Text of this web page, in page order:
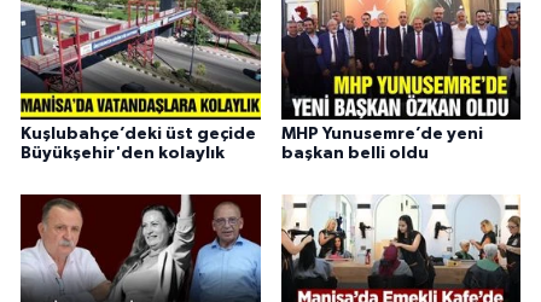
Kuşlubahçe’deki üst geçide
Büyükşehir'den kolaylık
MHP Yunusemre’de yeni
başkan belli oldu